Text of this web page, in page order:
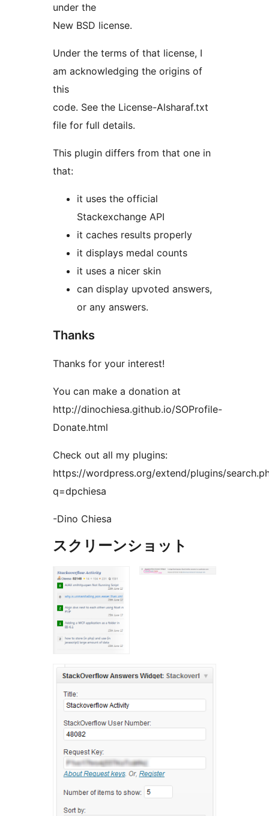
under the
New BSD license.
Under the terms of that license, I
am acknowledging the origins of
this
code. See the License-Alsharaf.txt
file for full details.
This plugin differs from that one in
that:
it uses the official
Stackexchange API
it caches results properly
it displays medal counts
it uses a nicer skin
can display upvoted answers,
or any answers.
Thanks
Thanks for your interest!
You can make a donation at
http://dinochiesa.github.io/SOProfile-
Donate.html
Check out all my plugins:
https://wordpress.org/extend/plugins/
q=dpchiesa
-Dino Chiesa
スクリーンショット